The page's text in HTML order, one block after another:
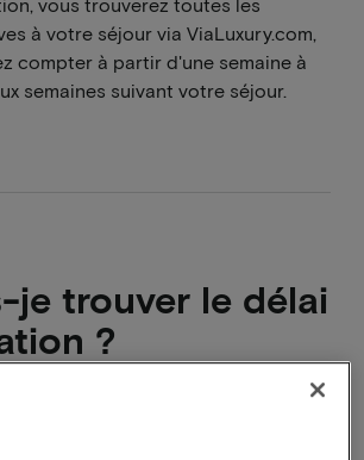
à votre séjour via ViaLuxury.com,
compter à partir d'une semaine à
semaines suivant votre séjour.
je trouver le délai
?
conditions tout en bas de la page
à la troisième étape du processus